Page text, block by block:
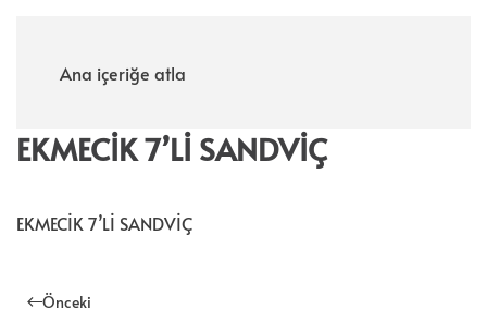
Ana içeriğe atla
EKMECİK 7’Lİ SANDVİÇ
EKMECİK 7’Lİ SANDVİÇ
Önceki